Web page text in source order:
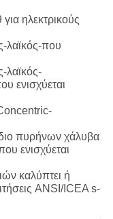
ηλεκτρικούς
λαϊκός-που
λαϊκός-
ενισχύεται
πυρήνων χάλυβα
ενισχύεται
καλύπτει ή
ANSI/ICEA s-